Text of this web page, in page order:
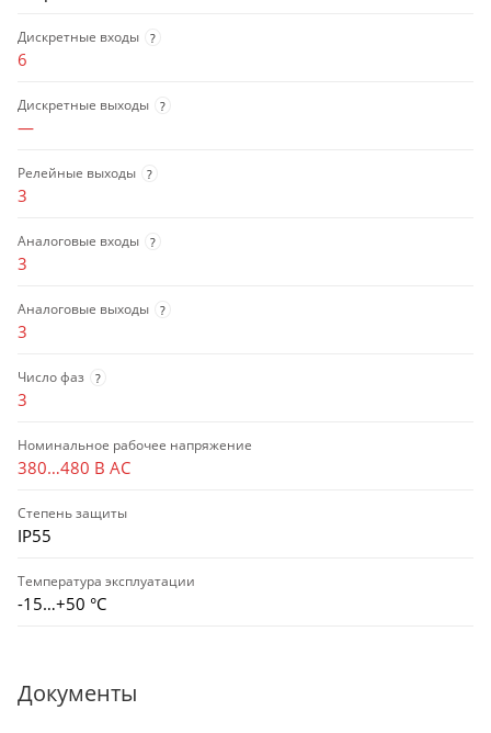
Дискретные входы ?
6
Дискретные выходы ?
—
Релейные выходы ?
3
Аналоговые входы ?
3
Аналоговые выходы ?
3
Число фаз ?
3
Номинальное рабочее напряжение
380…480 В AC
Степень защиты
IP55
Температура эксплуатации
-15…+50 °С
Документы